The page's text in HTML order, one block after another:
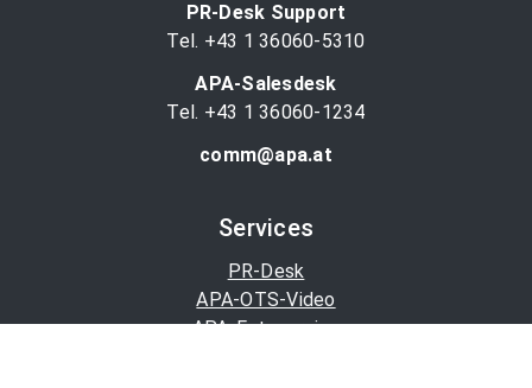
PR-Desk Support
Tel. +43 1 36060-5310
APA-Salesdesk
Tel. +43 1 36060-1234
comm@apa.at
Services
PR-Desk
APA-OTS-Video
APA-Fotoservice